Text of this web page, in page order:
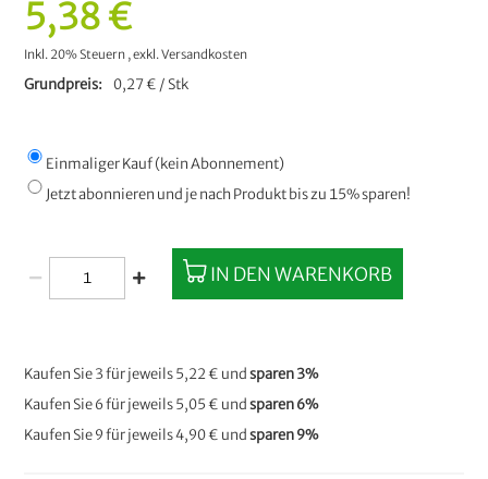
5,38 €
Inkl. 20% Steuern ,exkl.Versandkosten
Grundpreis 0,27 € / Stk
Einmaliger Kauf (kein Abonnement)
Jetzt abonnieren und je nach Produkt bis zu 15% sparen!
IN DEN WARENKORB
Kaufen Sie 3 für jeweils5,22 € undsparen3%
Kaufen Sie 6 für jeweils5,05 € undsparen6%
Kaufen Sie 9 für jeweils4,90 € undsparen9%